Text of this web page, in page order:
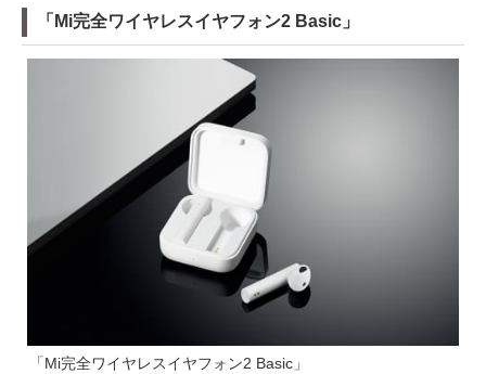
「Mi完全ワイヤレスイヤフォン2 Basic」
「Mi完全ワイヤレスイヤフォン2 Basic」